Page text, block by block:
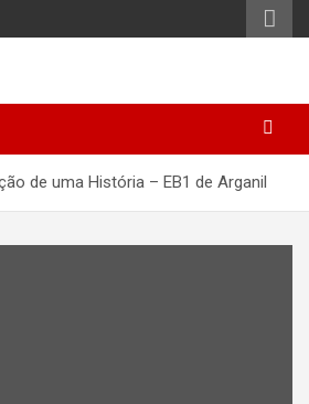
de uma História – EB1 de Arganil